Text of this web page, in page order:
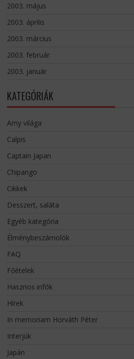
2003. május
2003. április
2003. március
2003. február
2003. január
KATEGÓRIÁK
Amy világa
Calpis
Captain Japan
Chipango
Cikkek
Desszert, saláta
Egyéb kategória
Élménybeszámolók
FAQ
Főételek
Hasznos infók
Hírek
In memoriam Horváth Péter
Interjúk
Japán